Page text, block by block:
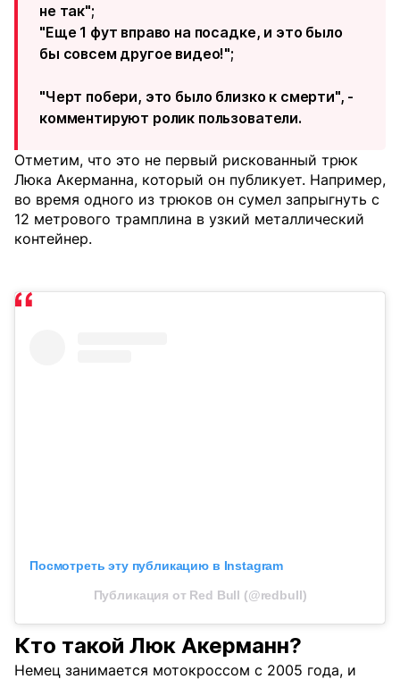
не так";
"Еще 1 фут вправо на посадке, и это было
бы совсем другое видео!";
"Черт побери, это было близко к смерти", -
комментируют ролик пользователи.
Отметим, что это не первый рискованный трюк
Люка Акерманна, который он публикует. Например,
во время одного из трюков он сумел запрыгнуть с
12 метрового трамплина в узкий металлический
контейнер.
Посмотреть эту публикацию в Instagram
Публикация от Red Bull (@redbull)
Кто такой Люк Акерманн?
Немец занимается мотокроссом с 2005 года, и